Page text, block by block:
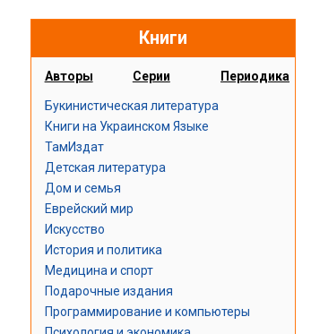
Книги
Авторы Серии Периодика
Букинистическая литература
Книги на Украинском Языке
ТамИздат
Детская литература
Дом и семья
Еврейский мир
Искусство
История и политика
Медицина и спорт
Подарочные издания
Программирование и компьютеры